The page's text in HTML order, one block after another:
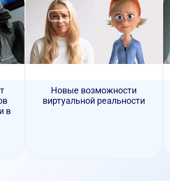
в
Новые возможности
виртуальной реальности